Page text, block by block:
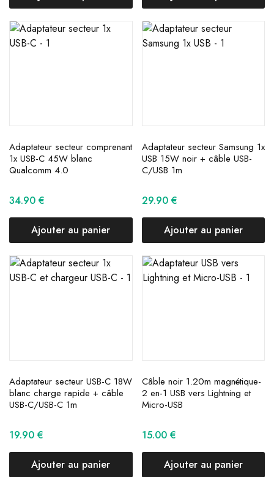
Adaptateur secteur comprenant
1x USB-C 45W blanc
Qualcomm 4.0
34.90 €
Ajouter au panier
Adaptateur secteur Samsung 1x
USB 15W noir + câble USB-
C/USB 1m
29.90 €
Ajouter au panier
Adaptateur secteur USB-C 18W
blanc charge rapide + câble
USB-C/USB-C 1m
19.90 €
Ajouter au panier
Câble noir 1.20m magnétique-
2 en-1 USB vers Lightning et
Micro-USB
15.00 €
Ajouter au panier